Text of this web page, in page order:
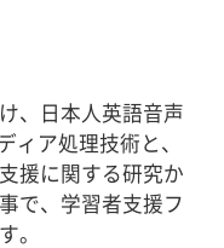
、日本人英語音声
ア処理技術と、
援に関する研究か
で、学習者支援フ
。